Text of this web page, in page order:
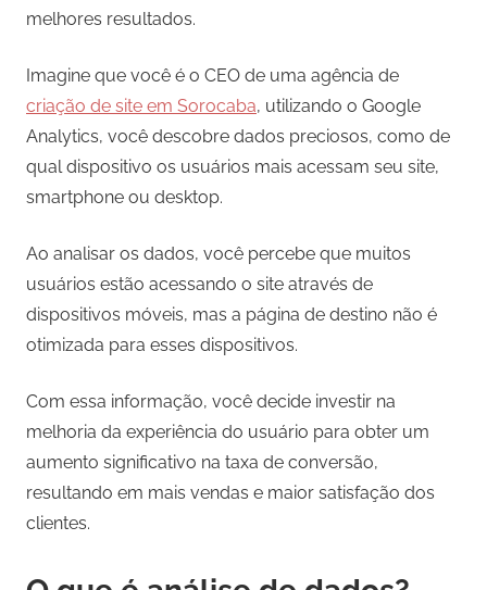
melhores resultados.
Imagine que você é o CEO de uma agência de
criação de site em Sorocaba, utilizando o Google
Analytics, você descobre dados preciosos, como de
qual dispositivo os usuários mais acessam seu site,
smartphone ou desktop.
Ao analisar os dados, você percebe que muitos
usuários estão acessando o site através de
dispositivos móveis, mas a página de destino não é
otimizada para esses dispositivos.
Com essa informação, você decide investir na
melhoria da experiência do usuário para obter um
aumento significativo na taxa de conversão,
resultando em mais vendas e maior satisfação dos
clientes.